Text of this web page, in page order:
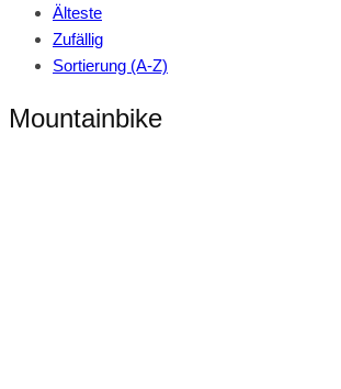
Älteste
Zufällig
Sortierung (A-Z)
Mountainbike